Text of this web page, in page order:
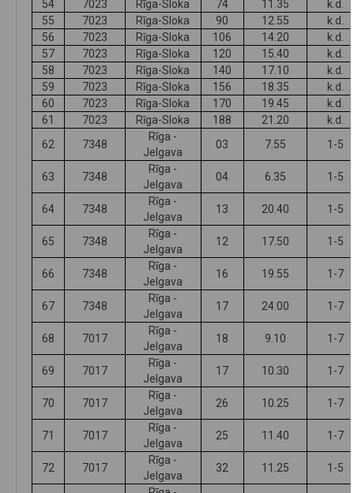
54
7023 Rīga-Sloka 74 11.35
k.d.
55
7023 Rīga-Sloka 90 12.55
k.d.
56
7023 Rīga-Sloka 106 14.20
k.d.
57
7023 Rīga-Sloka 120 15.40
k.d.
58
7023 Rīga-Sloka 140 17.10
k.d.
59
7023 Rīga-Sloka 156 18.35
k.d.
60
7023 Rīga-Sloka 170 19.45
k.d.
61
7023 Rīga-Sloka 188 21.20
k.d.
62
7348
Rīga -
Jelgava
03 7.55 1-5
63 7348
Rīga -
Jelgava
04 6.35 1-5
64 7348
Rīga -
Jelgava
13 20.40 1-5
65 7348
Rīga -
Jelgava
12 17.50 1-5
66 7348
Rīga -
Jelgava
16 19.55 1-7
67 7348
Rīga -
Jelgava
17 24.00 1-7
68 7017
Rīga -
Jelgava
18 9.10 1-7
69 7017
Rīga -
Jelgava
17 10.30 1-7
70 7017
Rīga -
Jelgava
26 10.25 1-7
71 7017
Rīga -
Jelgava
25 11.40 1-7
72 7017
Rīga -
Jelgava
32 11.25 1-5